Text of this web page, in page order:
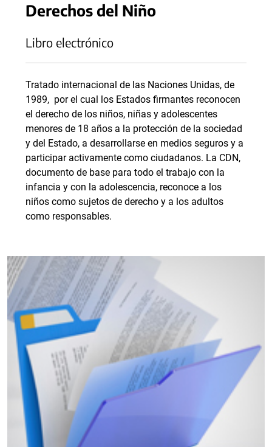
Derechos del Niño
Libro electrónico
Tratado internacional de las Naciones Unidas, de
1989, por el cual los Estados firmantes reconocen
el derecho de los niños, niñas y adolescentes
menores de 18 años a la protección de la sociedad
y del Estado, a desarrollarse en medios seguros y a
participar activamente como ciudadanos. La CDN,
documento de base para todo el trabajo con la
infancia y con la adolescencia, reconoce a los
niños como sujetos de derecho y a los adultos
como responsables.